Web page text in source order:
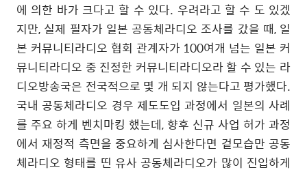
에 의한 바가 크다고 할 수 있다. 우려라고 할 수 도 있겠
지만, 실제 필자가 일본 공동체라디오 조사를 갔을 때, 일
본 커뮤니티라디오 협회 관계자가 100여개 넘는 일본 커
뮤니티라디오 중 진정한 커뮤니티라디오라 할 수 있는 라
디오방송국은 전국적으로 몇 개 되지 않는다고 평가했다.
국내 공동체라디오 경우 제도도입 과정에서 일본의 사례
를 주요 하게 벤치마킹 했는데, 향후 신규 사업 허가 과정
에서 재정적 측면을 중요하게 심사한다면 겉모습만 공동
체라디오 형태를 띤 유사 공동체라디오가 많이 진입하게